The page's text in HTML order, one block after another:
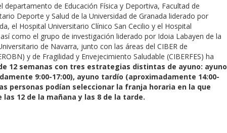
departamento de Educación Física y Deportiva, Facultad de
Deporte y Salud de la Universidad de Granada liderado por
el Hospital Universitario Clínico San Cecilio y el Hospital
como el grupo de investigación liderado por Idoia Labayen de la
de Navarra, junto con las áreas del CIBER de
y de Fragilidad y Envejecimiento Saludable (CIBERFES) ha
12 semanas con tres estrategias distintas de ayuno: ayuno
9:00-17:00), ayuno tardío (aproximadamente 14:00-
personas podían seleccionar la franja horaria en la que
12 de la mañana y las 8 de la tarde.